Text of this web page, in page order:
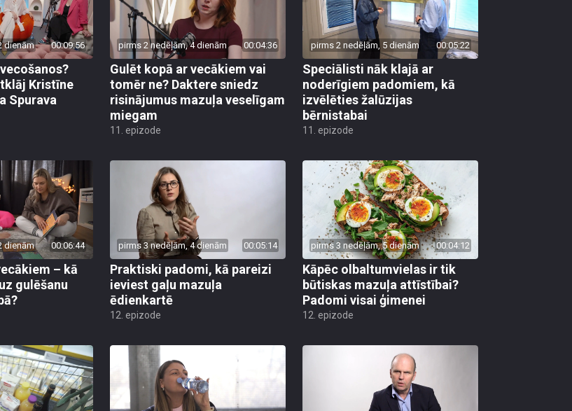
dienām 00:09:56
Kristīne
Spurava
pirms 2 nedēļām, 4 dienām 00:04:36
Gulēt kopā ar vecākiem vai
tomēr ne? Daktere sniedz
risinājumus mazuļa veselīgam
miegam
11. epizode
pirms 2 nedēļām, 5 dienām 00:05:22
Speciālisti nāk klajā ar
noderīgiem padomiem, kā
izvēlēties žalūzijas
bērnistabai
11. epizode
dienām 00:06:44
– kā
gulēšanu
pirms 3 nedēļām, 4 dienām 00:05:14
Praktiski padomi, kā pareizi
ieviest gaļu mazuļa
ēdienkartē
12. epizode
pirms 3 nedēļām, 5 dienām 00:04:12
Kāpēc olbaltumvielas ir tik
būtiskas mazuļa attīstībai?
Padomi visai ģimenei
12. epizode